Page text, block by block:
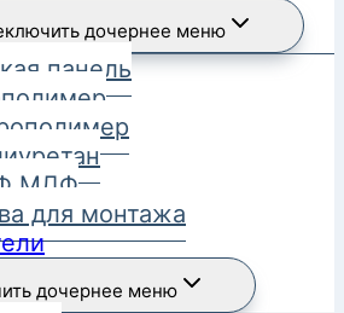
дочернее меню
панель
МДФ
для монтажа
дочернее меню